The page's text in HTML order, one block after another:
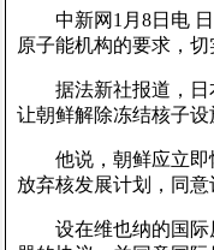
中新网1月8日电 日
原子能机构的要求，
据法新社报道，日
让朝鲜解除冻结核子
他说，朝鲜应立即
放弃核发展计划，同
设在维也纳的国际